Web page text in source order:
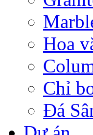
Hoa
Chỉ
Đá